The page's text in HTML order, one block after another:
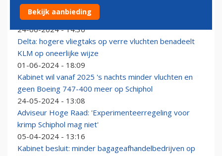
IATA dreigt Nederland weer met stappen: 'Wat is nou
precies het Schiphol-probleem?'
24-06-2024 - 14:30
Delta: hogere vliegtaks op verre vluchten benadeelt
KLM op oneerlijke wijze
01-06-2024 - 18:09
Kabinet wil vanaf 2025 's nachts minder vluchten en
geen Boeing 747-400 meer op Schiphol
24-05-2024 - 13:08
Adviseur Hoge Raad: 'Experimenteerregeling voor
krimp Schiphol mag niet'
05-04-2024 - 13:16
Kabinet besluit: minder bagageafhandelbedrijven op
Bekijk aanbieding